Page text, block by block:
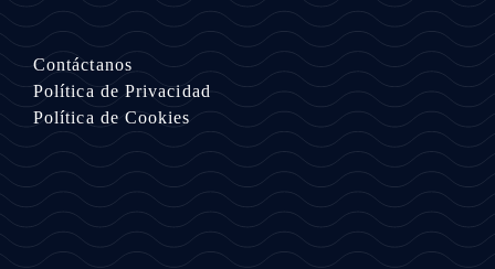
Contáctanos
Política de Privacidad
Política de Cookies